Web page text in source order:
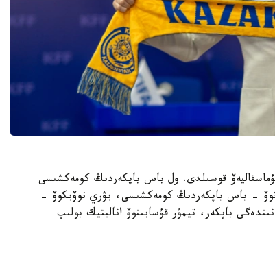
جۇماسقاليەۆ قوسىلدى. ول باس باپكەردىڭ كومەكشىسى
- باس باپكەردىڭ كومەكشىسى، يۋري نوۆيكوۆ -
باپكەر، تيمۋر قۇسايىنوۆ اناليتيك بولىپ